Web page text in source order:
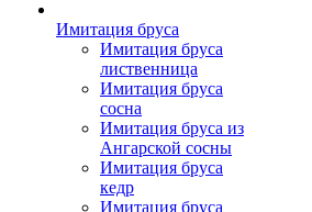
Имитация бруса
Имитация бруса
лиственница
Имитация бруса
сосна
Имитация бруса из
Ангарской сосны
Имитация бруса
кедр
Имитация бруса